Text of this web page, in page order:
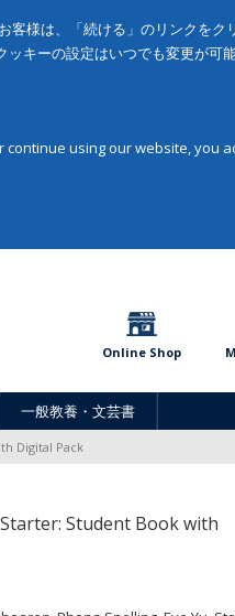
様は、「続ける」のリンクを
キーの設定はいつでも変更が可能
using our website, you
Online Shop
一般教養・文芸書
Digital Pack
Student Book with